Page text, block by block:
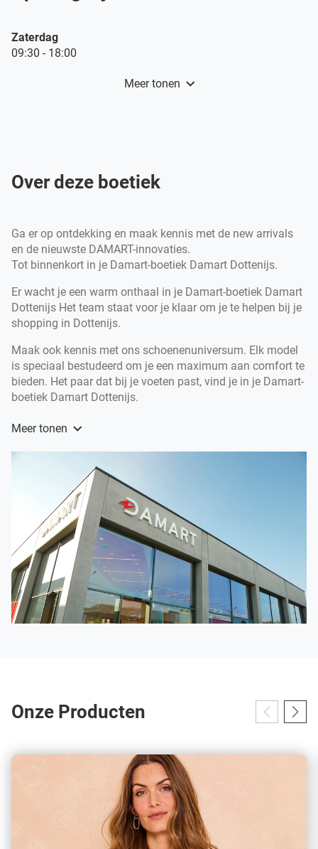
Openingstijden
vandaag
Zaterdag
09:30 - 18:00
Meer tonen
en
Over deze boetiek
Welkom in de Damart-boetiek Damart Dottenijs, je boetiek
voor modekleding en onderkleding in Dottenijs.
Al meer dan 60 jaar is DAMART hét topmerk in toffe
onderkleding voor dames, heren en kinderen.
DAMART biedt je een volledig gamma onderkleding voor
de ganse familie aan, met uiteraard het alom gekende
Thermolactyl gebracht in tal van innovaties.
Maak ook kennis met ons schoenenuniversum. Elk model
is speciaal bestudeerd om je een maximum aan comfort te
bieden. Het paar dat bij je voeten past, vind je in je Damart-
boetiek Damart Dottenijs.
Er wacht je een warm onthaal in je Damart-boetiek Damart
Dottenijs Het team staat voor je klaar om je te helpen bij je
shopping in Dottenijs.
Ga er op ontdekking en maak kennis met de new arrivals
en de nieuwste DAMART-innovaties.
Tot binnenkort in je Damart-boetiek Damart Dottenijs.
Meer tonen
Onze Producten